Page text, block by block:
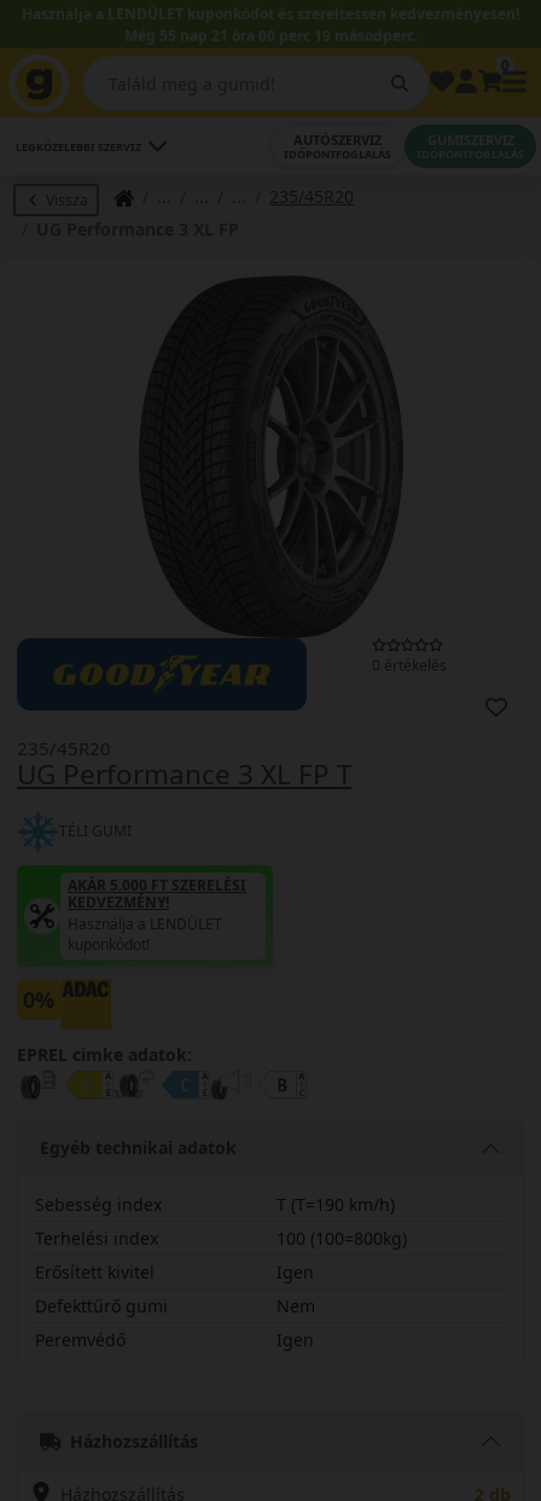
Használja a LENDÜLET kuponkódot és szereltessen kedvezményesen!
Még 55 nap 21 óra 00 perc 19 másodperc.
LEGKÖZELEBBI SZERVIZ AUTÓSZERVIZ
IDŐPONTFOGLALÁS
GUMISZERVIZ
IDŐPONTFOGLALÁS
Vissza
235/45R20
0 értékelés
UG Performance 3 XL FP T
235/45R20
TÉLI GUMI
AKÁR 5.000 FT SZERELÉSI
KEDVEZMÉNY!
Használja a LENDÜLET
kuponkódot!
0%
EPREL cimke adatok:
Egyéb technikai adatok
Sebesség index
T (T=190 km/h)
Terhelési index
100 (100=800kg)
Erősített kivitel
Igen
Defekttűrő gumi
Nem
Peremvédő
Igen
Házhozszállítás
Házhozszállítás 2 db